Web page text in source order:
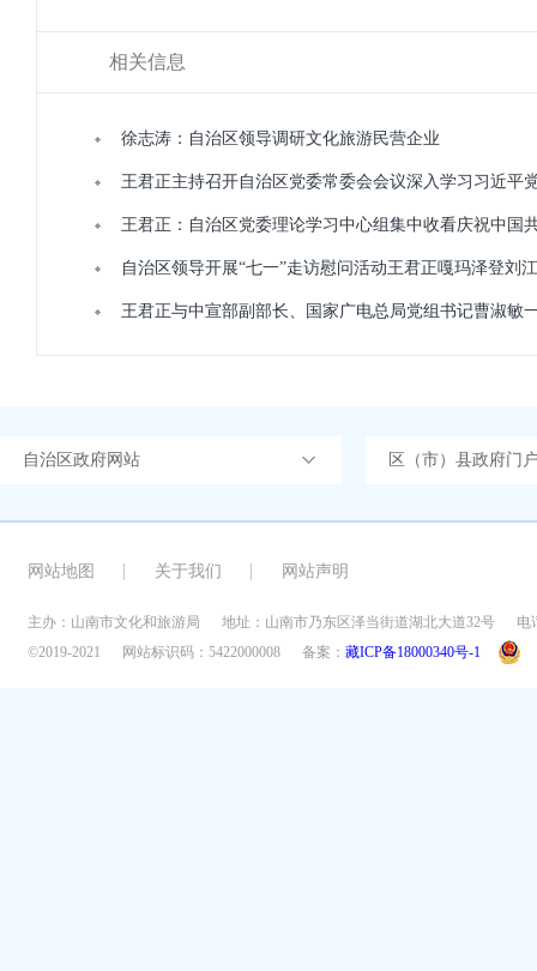
相关信息
徐志涛：自治区领导调研文化旅游民营企业
王君正主持召开自治区党委常委会会议深入学习习近平
王君正：自治区党委理论学习中心组集中收看庆祝中国
自治区领导开展“七一”走访慰问活动王君正嘎玛泽登刘
王君正与中宣部副部长、国家广电总局党组书记曹淑敏
自治区政府网站 区（市）县政府门
网站地图 关于我们 网站声明
主办：山南市文化和旅游局 地址：山南市乃东区泽当街道湖北大道32号
电
©2019-2021
网站标识码：5422000008 备案： 藏ICP备18000340号-1